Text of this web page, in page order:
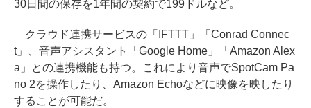
30日間の保存を1年間の契約で199ドルなど。
クラウド連携サービスの「IFTTT」「Conrad Connec
t」、音声アシスタント「Google Home」「Amazon Alex
a」との連携機能も持つ。これにより音声でSpotCam Pa
no 2を操作したり、Amazon Echoなどに映像を映したり
することが可能だ。